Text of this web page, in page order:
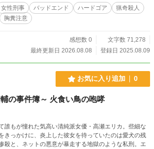
女性刑事 バッドエンド ハードゴア
猟奇殺人
胸糞注意
感想数 0
文字数 71,278
最終更新日 2026.08.08
登録日 2025.08.09
お気に入り追加 0
の事件簿～ 火食い鳥の咆哮
誰もが憧れた気高い清純派女優・高瀬エリカ。些細な
きっかけに、炎上した彼女を待っていたのは愛犬の残
殺と、ネットの悪意が暴走する地獄のような私刑。エ